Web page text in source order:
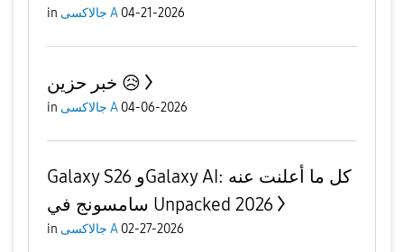
in جالاكسى A 04-21-2026
خبر حزين 😥
in جالاكسى A 04-06-2026
Galaxy S26 وGalaxy AI: كل ما أعلنت عنه
سامسونج في Unpacked 2026
in جالاكسى A 02-27-2026